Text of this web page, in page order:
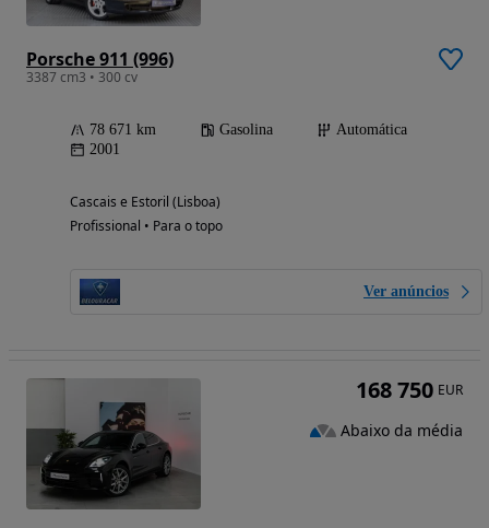
Porsche 911 (996)
3387 cm3 • 300 cv
78 671 km Gasolina
Automática
2001
Cascais e Estoril (Lisboa)
Profissional • Para o topo
Ver anúncios
168 750 EUR
Abaixo da média